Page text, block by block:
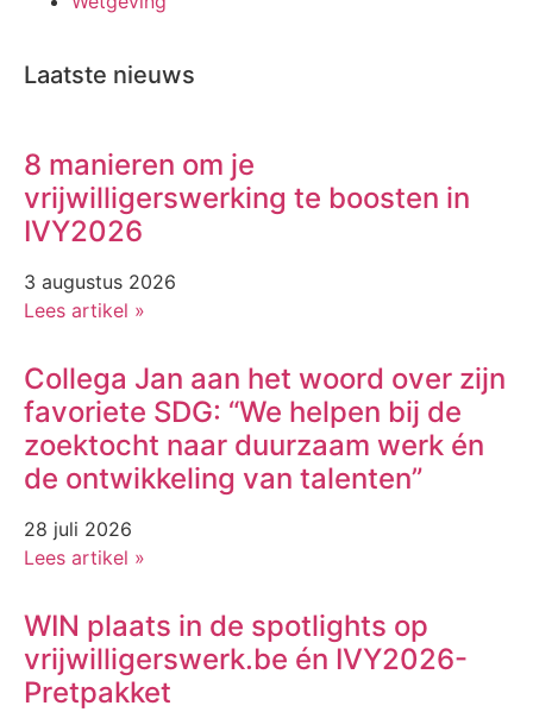
Laatste nieuws
8 manieren om je
vrijwilligerswerking te boosten in
IVY2026
3 augustus 2026
Lees artikel »
Collega Jan aan het woord over zijn
favoriete SDG: “We helpen bij de
zoektocht naar duurzaam werk én
de ontwikkeling van talenten”
28 juli 2026
Lees artikel »
WIN plaats in de spotlights op
vrijwilligerswerk.be én IVY2026-
Pretpakket